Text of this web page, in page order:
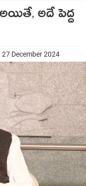
అదే పెద్ద
December 2024